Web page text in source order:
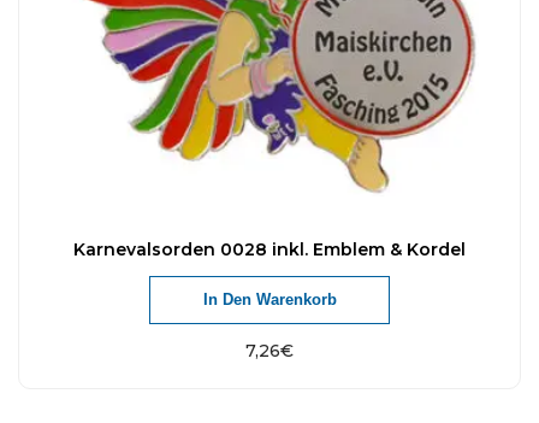
Karnevalsorden 0028 inkl. Emblem & Kordel
7,26€
In Den Warenkorb